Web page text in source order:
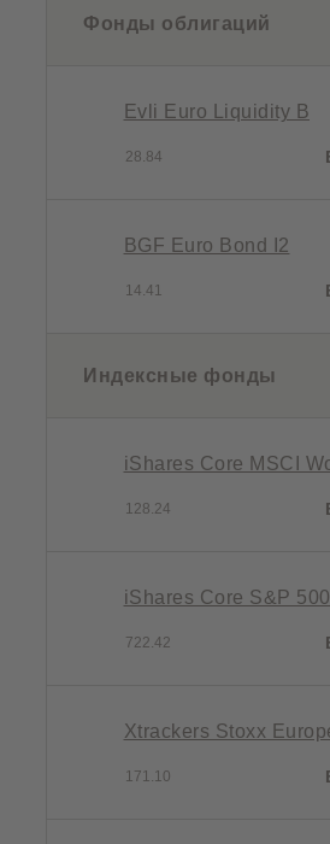
Фонды облигаций
Evli Euro Liquidity B
28.84
BGF Euro Bond I2
14.41
Индексные фонды
iShares Core MSCI
128.24
iShares Core S&P
722.42
Xtrackers Stoxx
171.10